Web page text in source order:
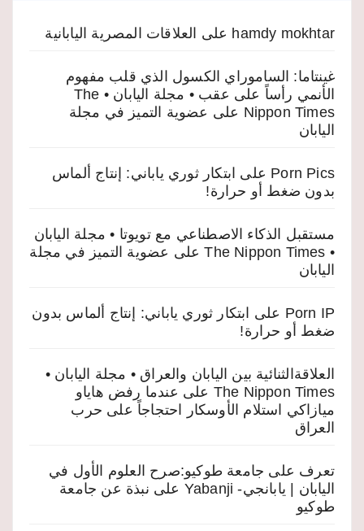
hamdy mokhtar على العلاقات المصرية اليابانية
غينتاما: الساموراي الكسول الذي قلب مفهوم
الأنمي رأساً على عقب • مجلة اليابان • The
Nippon Times على عضوية التميز في مجلة
اليابان
Porn Pics على ابتكار ثوري ياباني: إنتاج ألماس
بدون ضغط أو حرارة!
مستقبل الذكاء الاصطناعي مع تويوتا • مجلة اليابان
• The Nippon Times
على عضوية التميز في مجلة
اليابان
Porn IP على
ابتكار ثوري ياباني: إنتاج ألماس بدون
ضغط أو حرارة!
العلاقةالثنائية بين اليابان والعراق • مجلة اليابان •
The Nippon Times على عندما رفض هاياو
ميازاكي استلام الأوسكار احتجاجاً على حرب
العراق
تعرف على جامعة طوكيو:صرح العلوم الأول في
اليابان | يابانجي- Yabanji
على نبذة عن جامعة
طوكيو